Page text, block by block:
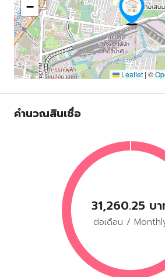
−
Leaflet | ©
คำนวณสินเชื่อ
31,260.25 บ
ต่อเดือน /